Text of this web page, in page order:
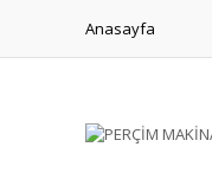
Anasayfa